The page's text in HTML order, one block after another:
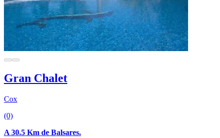
Gran Chalet
Cox
(0)
A 30.5 Km de Balsares.